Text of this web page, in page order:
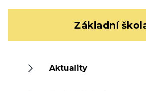
Základní
Aktuality